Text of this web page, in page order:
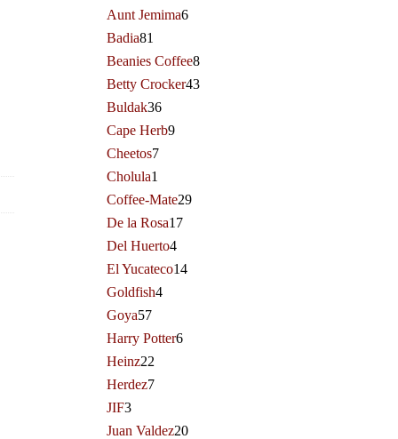
Aunt Jemima6
Badia81
Beanies Coffee8
Betty Crocker43
Buldak36
Cape Herb9
Cheetos7
Cholula1
Coffee-Mate29
De la Rosa17
Del Huerto4
El Yucateco14
Goldfish4
Goya57
Harry Potter6
Heinz22
Herdez7
JIF3
Juan Valdez20